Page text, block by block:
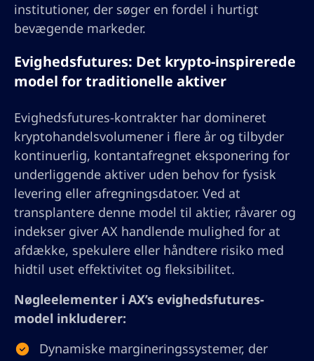
institutioner, der søger en fordel i hurtigt
bevægende markeder.
Evighedsfutures: Det krypto-inspirerede
model for traditionelle aktiver
Evighedsfutures-kontrakter har domineret
kryptohandelsvolumener i flere år og tilbyder
kontinuerlig, kontantafregnet eksponering for
underliggende aktiver uden behov for fysisk
levering eller afregningsdatoer. Ved at
transplantere denne model til aktier, råvarer og
indekser giver AX handlende mulighed for at
afdække, spekulere eller håndtere risiko med
hidtil uset effektivitet og fleksibilitet.
Nøgleelementer i AX’s evighedsfutures-
model inkluderer:
Dynamiske margineringssystemer, der